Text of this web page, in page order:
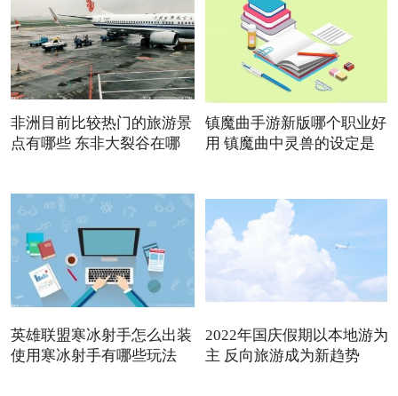
非洲目前比较热门的旅游景
点有哪些 东非大裂谷在哪
镇魔曲手游新版哪个职业好
用 镇魔曲中灵兽的设定是
英雄联盟寒冰射手怎么出装
使用寒冰射手有哪些玩法
2022年国庆假期以本地游为
主 反向旅游成为新趋势